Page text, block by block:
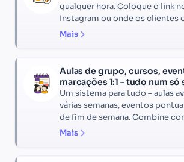
qualquer hora. Coloque o link
Instagram ou onde os clientes
Mais
Aulas de grupo, cursos,
marcações 1:1 – tudo num só
Um sistema para tudo – aulas
várias semanas, eventos
de fim de semana. Combine
Mais